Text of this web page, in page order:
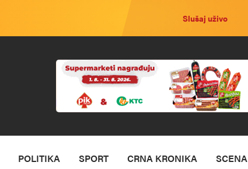
Slušaj uživo
POLITIKA SPORT CRNA KRONIKA SCENA